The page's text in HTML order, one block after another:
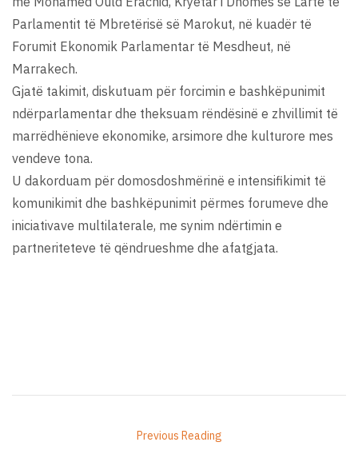
Parlamentit të Mbretërisë së Marokut, në kuadër të
Forumit Ekonomik Parlamentar të Mesdheut, në
Marrakech.
Gjatë takimit, diskutuam për forcimin e bashkëpunimit
ndërparlamentar dhe theksuam rëndësinë e zhvillimit të
marrëdhënieve ekonomike, arsimore dhe kulturore mes
vendeve tona.
U dakorduam për domosdoshmërinë e intensifikimit të
komunikimit dhe bashkëpunimit përmes forumeve dhe
iniciativave multilaterale, me synim ndërtimin e
partneriteteve të qëndrueshme dhe afatgjata.
Previous Reading